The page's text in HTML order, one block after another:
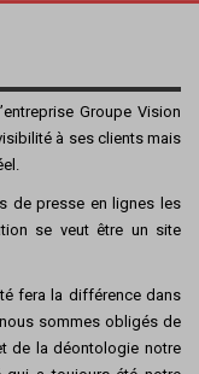
Groupe Vision
à ses clients mais
de presse en lignes les
se veut être un site
fera la différence dans
sommes obligés de
de la déontologie notre